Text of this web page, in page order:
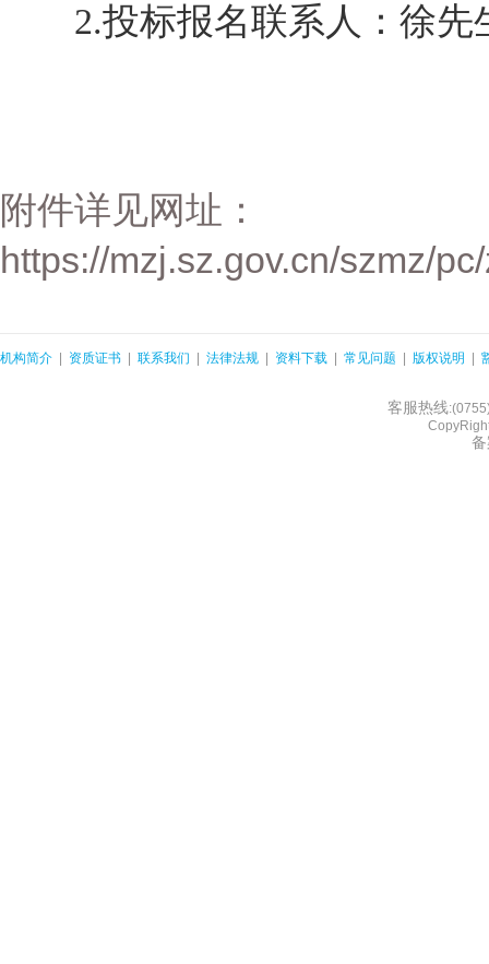
2.投标报名联系人：徐先
附件详见网址：
https://mzj.sz.gov.cn/szmz/
机构简介 资质证书 联系我们 法律法规 资料下载 常见问题 版权说明
客服热线